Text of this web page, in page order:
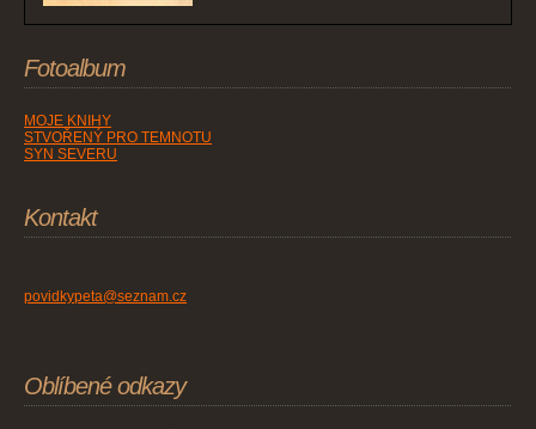
Fotoalbum
MOJE KNIHY
STVOŘENÝ PRO TEMNOTU
SYN SEVERU
Kontakt
povidkypeta@seznam.cz
Oblíbené odkazy